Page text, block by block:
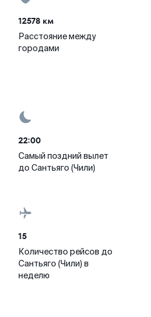
12578 км
Расстояние между
городами
22:00
Самый поздний вылет
до Сантьяго (Чили)
15
Количество рейсов до
Сантьяго (Чили) в
неделю